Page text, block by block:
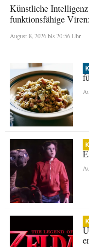
Künstliche
funktionsfähige
August 8, 2026 bis 20:56 Uhr